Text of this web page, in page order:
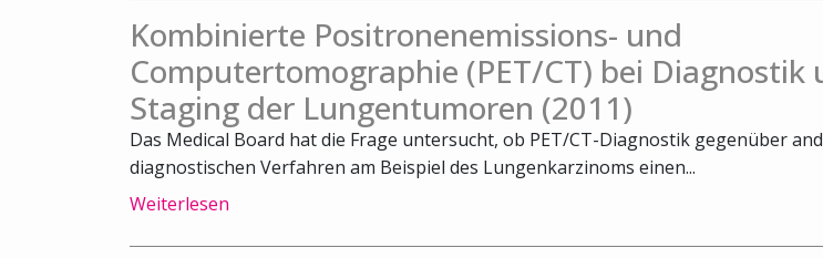
Kombinierte Positronenemissions- und
Computertomographie (PET/CT) bei Diagnostik
Staging der Lungentumoren (2011)
Das Medical Board hat die Frage untersucht, ob PET/CT-Diagnostik gegenüber
diagnostischen Verfahren am Beispiel des Lungenkarzinoms einen...
Weiterlesen